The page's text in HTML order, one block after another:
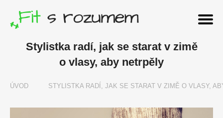
Stylistka radí, jak se starat v zimě
o vlasy, aby netrpěly
ÚVOD STYLISTKA RADÍ, JAK SE STARAT V ZIMĚ O VLASY,